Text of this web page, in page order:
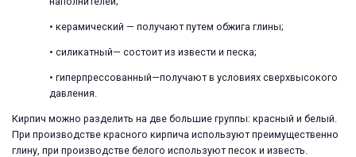
• керамический — получают путем обжига глины;
• силикатный— состоит из извести и песка;
• гиперпрессованный—получают в условиях сверхвысокого
давления.
Кирпич можно разделить на две большие группы: красный и белый.
При производстве красного кирпича используют преимущественно
глину, при производстве белого используют песок и известь.